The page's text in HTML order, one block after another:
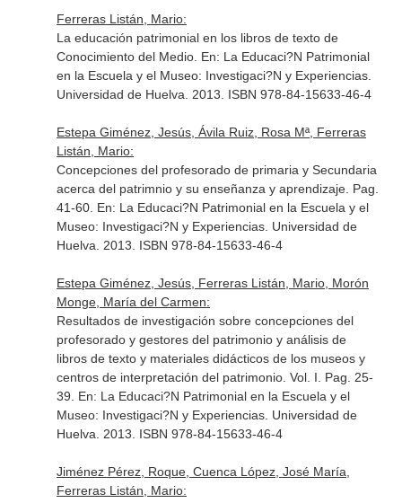
Ferreras Listán, Mario:
La educación patrimonial en los libros de texto de
Conocimiento del Medio. En: La Educaci?N Patrimonial
en la Escuela y el Museo: Investigaci?N y Experiencias.
Universidad de Huelva. 2013. ISBN 978-84-15633-46-4
Estepa Giménez, Jesús, Ávila Ruiz, Rosa Mª, Ferreras
Listán, Mario:
Concepciones del profesorado de primaria y Secundaria
acerca del patrimnio y su enseñanza y aprendizaje. Pag.
41-60. En: La Educaci?N Patrimonial en la Escuela y el
Museo: Investigaci?N y Experiencias. Universidad de
Huelva. 2013. ISBN 978-84-15633-46-4
Estepa Giménez, Jesús, Ferreras Listán, Mario, Morón
Monge, María del Carmen:
Resultados de investigación sobre concepciones del
profesorado y gestores del patrimonio y análisis de
libros de texto y materiales didácticos de los museos y
centros de interpretación del patrimonio. Vol. I. Pag. 25-
39. En: La Educaci?N Patrimonial en la Escuela y el
Museo: Investigaci?N y Experiencias. Universidad de
Huelva. 2013. ISBN 978-84-15633-46-4
Jiménez Pérez, Roque, Cuenca López, José María,
Ferreras Listán, Mario: